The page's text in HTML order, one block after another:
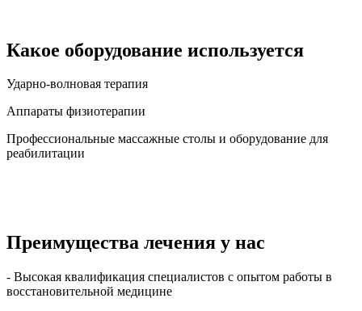
Какое оборудование используется
Ударно-волновая терапия
Аппараты физиотерапии
Профессиональные массажные столы и оборудование для
реабилитации
Преимущества лечения у нас
- Высокая квалификация специалистов с опытом работы в
восстановительной медицине